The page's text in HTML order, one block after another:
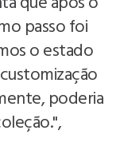
passo foi
o estado
poderia